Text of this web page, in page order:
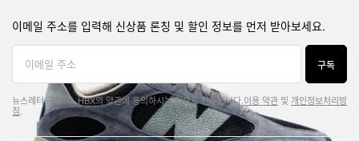
이메일 주소를 입력해 신상품 론칭 및 할인 정보를 먼저 받아보세요.
구독
뉴스레터 구독 시, HBX의 약관에 동의하시는 것으로 간주됩니다. 이용 약관 및 개인정보처리방
침